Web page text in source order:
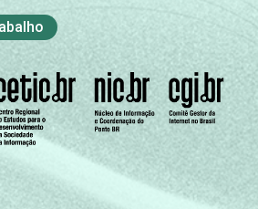
Desempregado 58
Não integra a
população
ativa
70
entrevistados que usaram a
últimos três meses (amostra